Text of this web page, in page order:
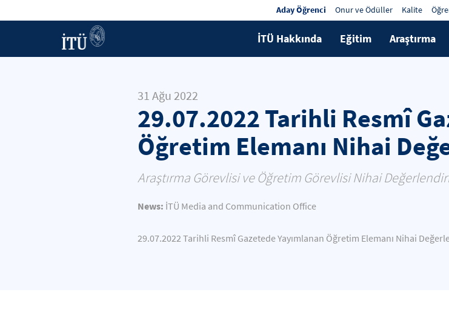
Aday Öğrenci Onur ve Ödüller Kalite
İTÜ Hakkında Eğitim Araştırma
31 Ağu 2022
29.07.2022 Tarihli Resmî
Öğretim Elemanı Nihai
Araştırma Görevlisi ve Öğretim Görevlisi Nihai
News: İTÜ Media and Communication Office
29.07.2022 Tarihli Resmî Gazetede Yayımlanan Öğretim Elemanı Nihai